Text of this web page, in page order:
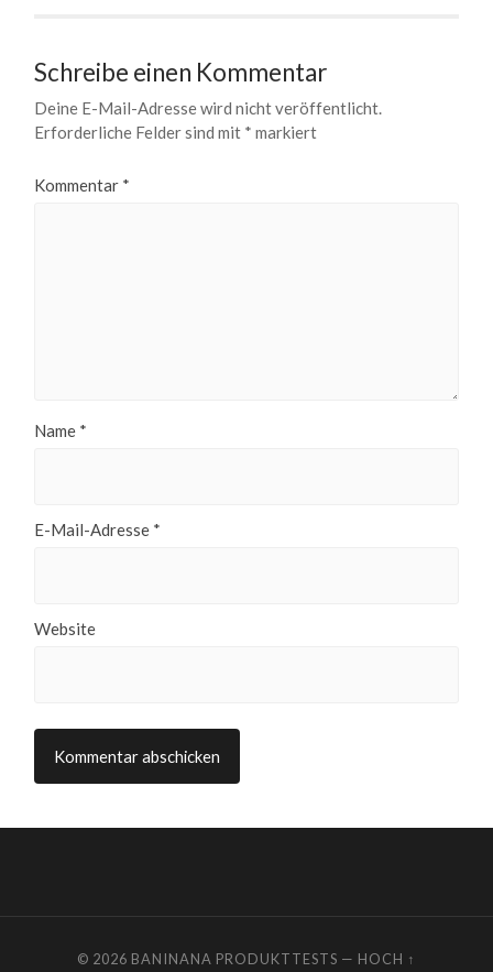
Schreibe einen Kommentar
Deine E-Mail-Adresse wird nicht veröffentlicht.
Erforderliche Felder sind mit * markiert
Kommentar *
Name *
E-Mail-Adresse *
Website
© 2026 BANINANA PRODUKTTESTS — HOCH ↑